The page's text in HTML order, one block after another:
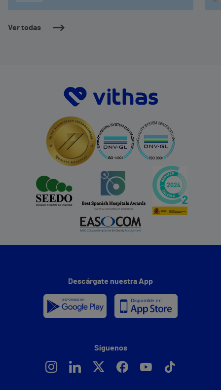
Ver todas
Descárgate nuestra App
Síguenos